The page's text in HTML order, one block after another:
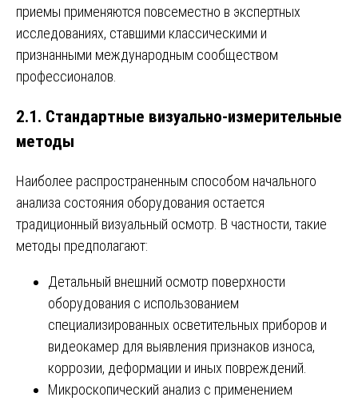
приемы применяются повсеместно в экспертных
исследованиях, ставшими классическими и
признанными международным сообществом
профессионалов.
2.1. Стандартные визуально-измерительные
методы
Наиболее распространенным способом начального
анализа состояния оборудования остается
традиционный визуальный осмотр. В частности, такие
методы предполагают:
Детальный внешний осмотр поверхности
оборудования с использованием
специализированных осветительных приборов и
видеокамер для выявления признаков износа,
коррозии, деформации и иных повреждений.
Микроскопический анализ с применением